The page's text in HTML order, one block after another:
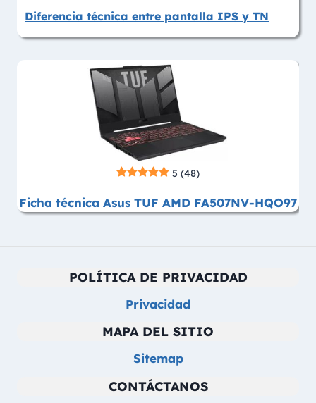
Diferencia técnica entre pantalla IPS y TN
5 (48)
Ficha técnica Asus TUF AMD FA507NV-HQO97
POLÍTICA DE PRIVACIDAD
Privacidad
MAPA DEL SITIO
Sitemap
CONTÁCTANOS